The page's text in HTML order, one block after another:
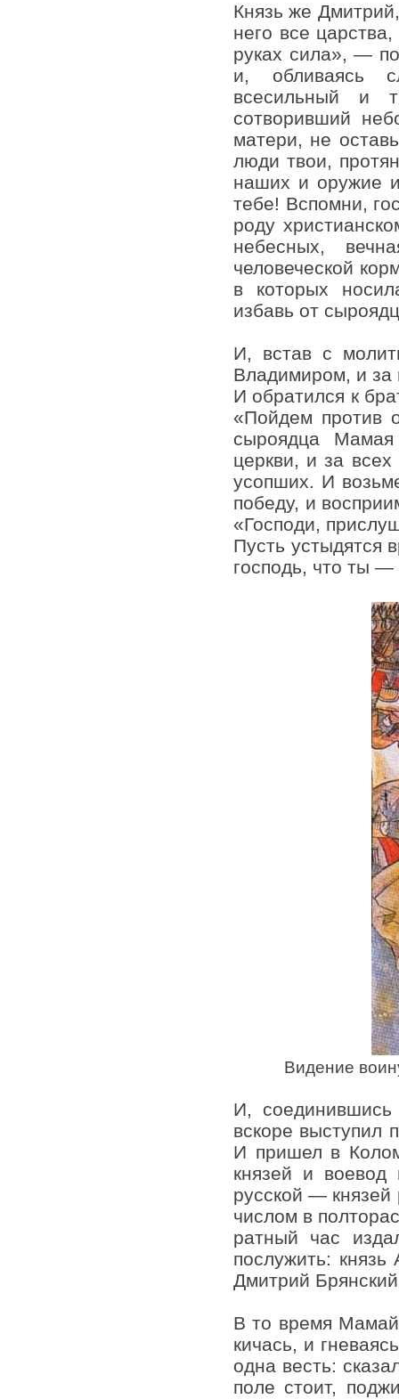
Князь же
него все
руках сила», —
и, обливаясь
всесильный и
сотворивший
матери, не
люди твои,
наших и оружие
тебе! Вспомни,
роду
небесных,
человеческой
в которых
избавь от
И, встав с
Владимиром, и за
И обратился к
«Пойдем против
сыроядца
церкви, и за
усопших. И
победу, и
«Господи,
Пусть устыдятся
господь, что ты
Видение
И,
вскоре выступил
И пришел в
князей и
русской — князей
числом в
ратный час
послужить:
Дмитрий
В то время
кичась, и
одна весть:
поле стоит,